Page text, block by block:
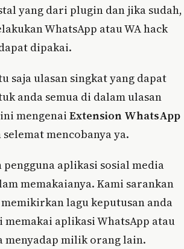
yang dari plugin dan jika sudah,
WhatsApp atau WA hack
dipakai.
saja ulasan singkat yang dapat
anda semua di dalam ulasan
mengenai Extension WhatsApp
selemat mencobanya ya.
aplikasi sosial media
memakaianya. Kami sarankan
lagu keputusan anda
memakai aplikasi WhatsApp atau
menyadap milik orang lain.